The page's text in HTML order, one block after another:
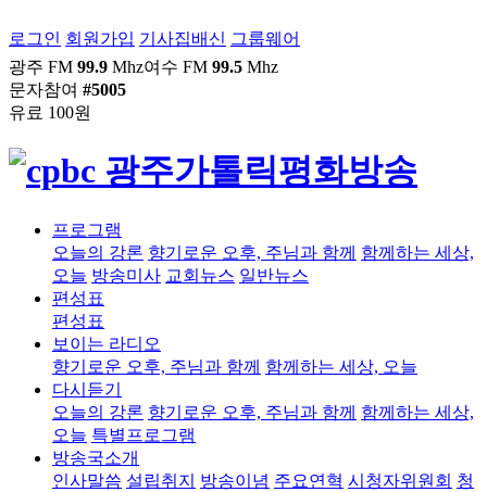
로그인 회원가입 기사집배신 그룹웨어
광주 FM 99.9 Mhz여수 FM 99.5 Mhz
문자참여 #5005
유료 100원
프로그램
오늘의 강론 향기로운 오후, 주님과 함께 함께하는 세상,
오늘 방송미사 교회뉴스 일반뉴스
편성표
편성표
보이는 라디오
향기로운 오후, 주님과 함께 함께하는 세상, 오늘
다시듣기
오늘의 강론 향기로운 오후, 주님과 함께 함께하는 세상,
오늘 특별프로그램
방송국소개
인사말씀 설립취지 방송이념 주요연혁 시청자위원회 청